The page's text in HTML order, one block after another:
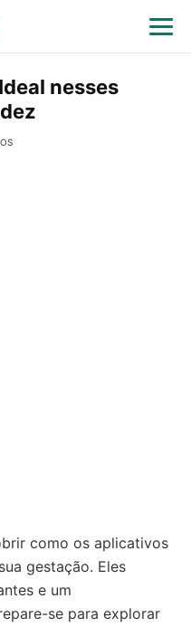
nesses
como os aplicativos
gestação. Eles
e um
se para explorar